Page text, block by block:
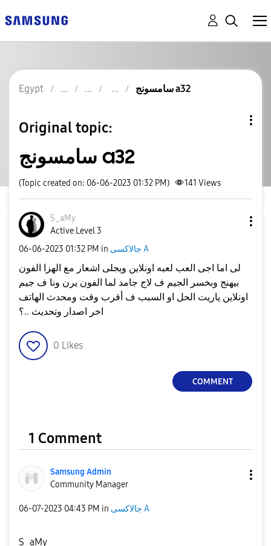
Egypt سامسونج a32
Original topic:
سامسونج a32
(Topic created on: 06-06-2023 01:32 PM) 141 Views
S_aMy
Active Level 3
‎06-06-2023 01:32 PM in جالاكسى A
لى اما اجى العب لعبه اونلاين ويجلى اشعار مع الهزا الفون
بيهنج وبخسر الجيم ف لاج جامد لما الفون يرن ونا ف جيم
اونلاين ياريت الحل او السبب ف أقرب وقت ومحدث الهاتف
اخر اصدار وتحديث ..؟
0 Likes
COMMENT
1 Comment
Samsung Admin
Community Manager
‎06-07-2023 04:43 PM in جالاكسى A
S_aMy